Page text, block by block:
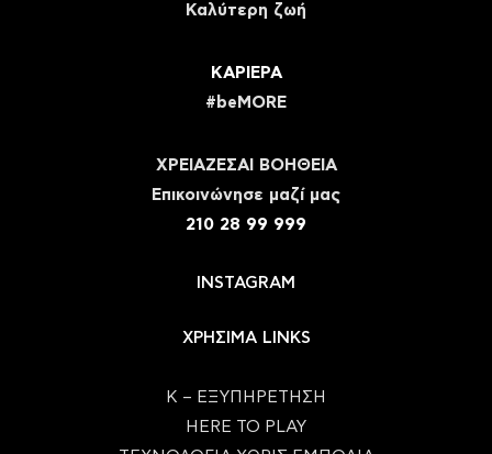
Καλύτερη ζωή
ΚΑΡΙΕΡΑ
#beMORE
ΧΡΕΙΑΖΕΣΑΙ ΒΟΗΘΕΙΑ
Eπικοινώνησε μαζί μας
210 28 99 999
INSTAGRAM
ΧΡΗΣΙΜΑ LINKS
Κ – ΕΞΥΠΗΡΕΤΗΣΗ
HERE TO PLAY